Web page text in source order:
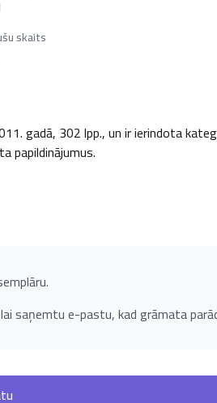
skaits
gadā, 302 lpp., un ir ierindota
papildinājumus.
saņemtu e-pastu, kad grāmata